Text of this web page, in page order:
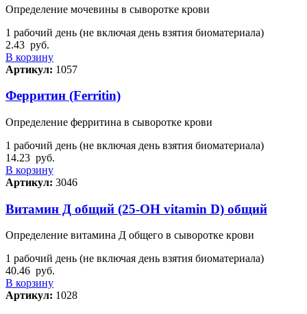
Определение мочевины в сыворотке крови
1 рабочий день (не включая день взятия биоматериала)
2.43 руб.
В корзину
Артикул: 1057
Ферритин (Ferritin)
Определение ферритина в сыворотке крови
1 рабочий день (не включая день взятия биоматериала)
14.23 руб.
В корзину
Артикул: 3046
Витамин Д общий (25-OH vitamin D) общий
Определение витамина Д общего в сыворотке крови
1 рабочий день (не включая день взятия биоматериала)
40.46 руб.
В корзину
Артикул: 1028